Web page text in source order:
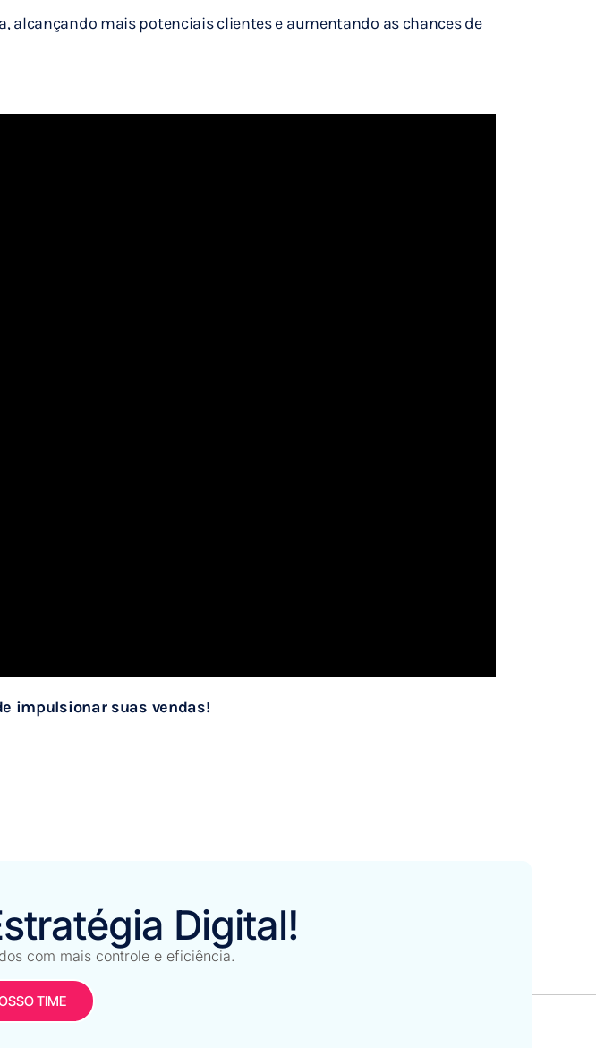
alcançando mais potenciais clientes e aumentando as chances de
impulsionar suas vendas!
Digital!
com mais controle e eficiência.
TIME